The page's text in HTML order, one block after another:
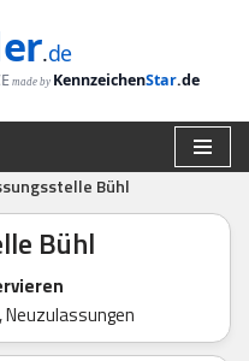
.de
made by KennzeichenStar.de
Bühl
Bühl
Neuzulassungen